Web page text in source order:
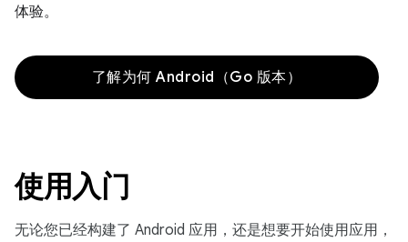
体验。
了解为何 Android（Go 版本）
使用入门
无论您已经构建了 Android 应用，还是想要开始使用应用，